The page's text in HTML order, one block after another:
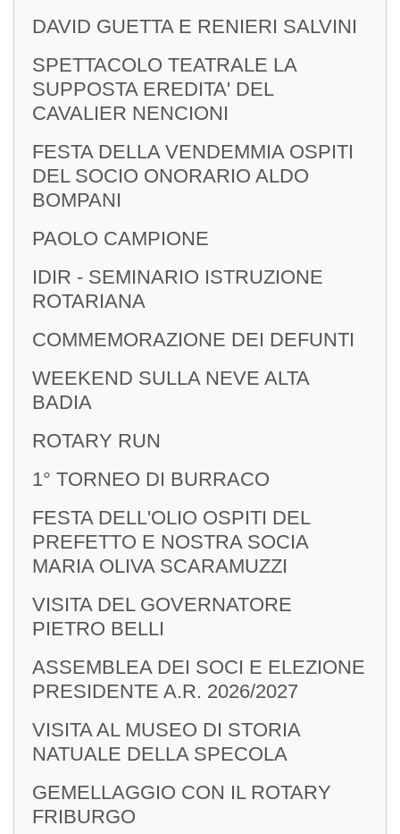
DAVID GUETTA E RENIERI SALVINI
SPETTACOLO TEATRALE LA
SUPPOSTA EREDITA' DEL
CAVALIER NENCIONI
FESTA DELLA VENDEMMIA OSPITI
DEL SOCIO ONORARIO ALDO
BOMPANI
PAOLO CAMPIONE
IDIR - SEMINARIO ISTRUZIONE
ROTARIANA
COMMEMORAZIONE DEI DEFUNTI
WEEKEND SULLA NEVE ALTA
BADIA
ROTARY RUN
1° TORNEO DI BURRACO
FESTA DELL'OLIO OSPITI DEL
PREFETTO E NOSTRA SOCIA
MARIA OLIVA SCARAMUZZI
VISITA DEL GOVERNATORE
PIETRO BELLI
ASSEMBLEA DEI SOCI E ELEZIONE
PRESIDENTE A.R. 2026/2027
VISITA AL MUSEO DI STORIA
NATUALE DELLA SPECOLA
GEMELLAGGIO CON IL ROTARY
FRIBURGO